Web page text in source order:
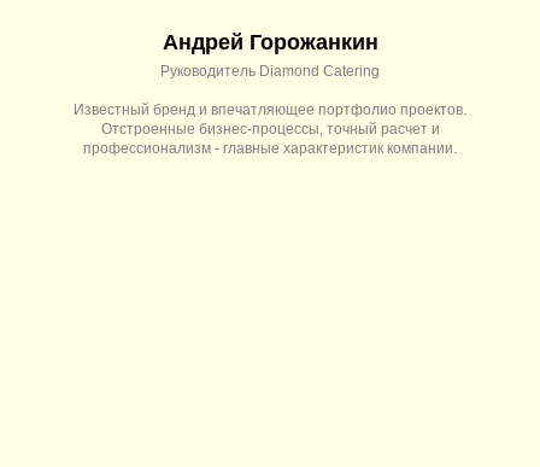
Андрей Горожанкин
Руководитель Diamond Catering
Известный бренд и впечатляющее портфолио проектов.
Отстроенные бизнес-процессы, точный расчет и
профессионализм - главные характеристик компании.